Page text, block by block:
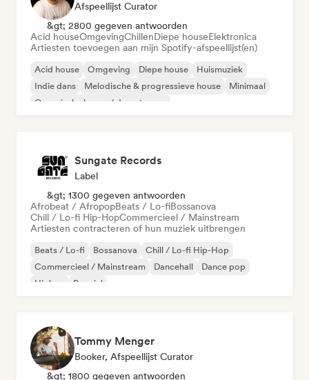
Afspeellijst Curator
&gt; 2800 gegeven antwoorden
Acid houseOmgevingChillenDiepe houseElektronica
Artiesten toevoegen aan mijn Spotify-afspeellijst(en)
Acid house Omgeving Diepe house
Huismuziek
Indie dans
Melodische & progressieve house
Minimaal
Organische house / downtempo
Sungate Records
Label
&gt; 1300 gegeven antwoorden
Afrobeat / AfropopBeats / Lo-fiBossanova
Chill / Lo-fi Hip-HopCommercieel / Mainstream
Artiesten contracteren of hun muziek uitbrengen
Beats / Lo-fi Bossanova
Chill / Lo-fi Hip-Hop
Commercieel / Mainstream
Dancehall
Dance pop
Hiphop
Popziel
Tommy Menger
Booker, Afspeellijst Curator
&gt; 1800 gegeven antwoorden